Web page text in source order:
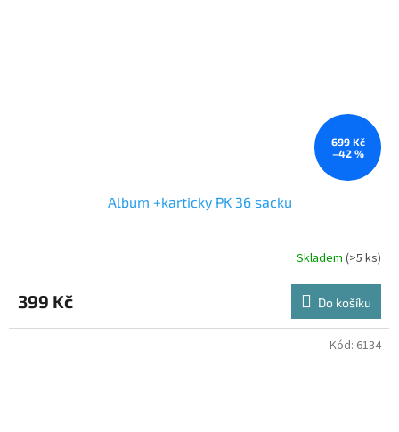
699 Kč
–42 %
Album +karticky PK 36 sacku
Skladem (>5 ks)
399 Kč Do košíku
Kód: 6134